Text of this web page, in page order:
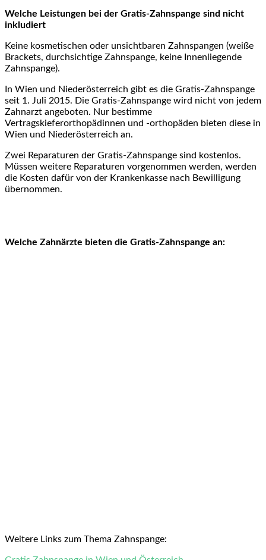
Welche Leistungen bei der Gratis-Zahnspange sind nicht
inkludiert
Keine kosmetischen oder unsichtbaren Zahnspangen (weiße
Brackets, durchsichtige Zahnspange, keine Innenliegende
Zahnspange).
In Wien und Niederösterreich gibt es die Gratis-Zahnspange
seit 1. Juli 2015. Die Gratis-Zahnspange wird nicht von jedem
Zahnarzt angeboten. Nur bestimme
Vertragskieferorthopädinnen und -orthopäden bieten diese in
Wien und Niederösterreich an.
Zwei Reparaturen der Gratis-Zahnspange sind kostenlos.
Müssen weitere Reparaturen vorgenommen werden, werden
die Kosten dafür von der Krankenkasse nach Bewilligung
übernommen.
Welche Zahnärzte bieten die Gratis-Zahnspange an:
Weitere Links zum Thema Zahnspange: